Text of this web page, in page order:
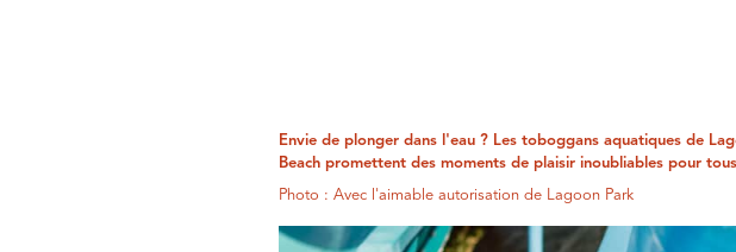
Envie de plonger dans l'eau ? Les toboggans aquatiques de
Beach promettent des moments de plaisir inoubliables pour
Photo : Avec l'aimable autorisation de Lagoon Park